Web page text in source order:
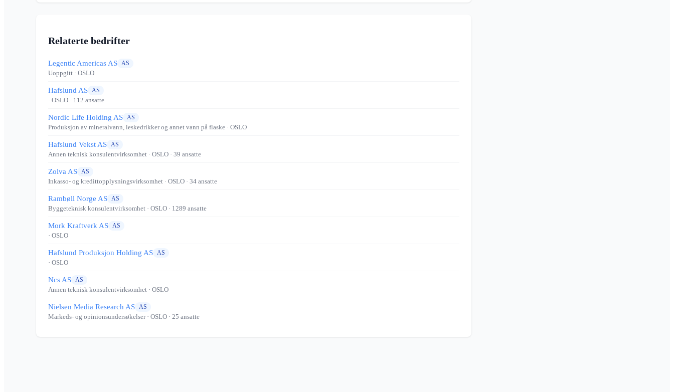
Relaterte bedrifter
Legentic Americas AS AS
Uoppgitt · OSLO
Hafslund AS AS
· OSLO · 112 ansatte
Nordic Life Holding AS AS
Produksjon av mineralvann, leskedrikker og annet vann på flaske · OSLO
Hafslund Vekst AS AS
Annen teknisk konsulentvirksomhet · OSLO · 39 ansatte
Zolva AS AS
Inkasso- og kredittopplysningsvirksomhet · OSLO · 34 ansatte
Rambøll Norge AS AS
Byggeteknisk konsulentvirksomhet · OSLO · 1289 ansatte
Mork Kraftverk AS AS
· OSLO
Hafslund Produksjon Holding AS AS
· OSLO
Ncs AS AS
Annen teknisk konsulentvirksomhet · OSLO
Nielsen Media Research AS AS
Markeds- og opinionsundersøkelser· OSLO · 25 ansatte